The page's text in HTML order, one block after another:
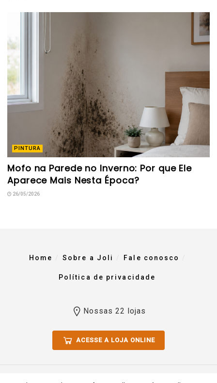
PINTURA
Mofo na Parede no Inverno: Por que Ele
Aparece Mais Nesta Época?
26/05/2026
Home Sobre a Joli Fale conosco
Política de privacidade
Nossas 22 lojas
ACESSE A LOJA ONLINE